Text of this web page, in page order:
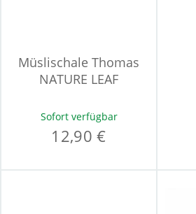
Müslischale Thomas
NATURE LEAF
Sofort verfügbar
12,90 €